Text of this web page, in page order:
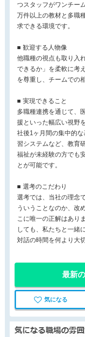
つスタッフがワンチー
万件以上の教材と多職
求できる環境です。
■ 歓迎する人物像
他職種の視点も取り入
できるか」を柔軟に考
を尊重し、チームでの
■ 実現できること
多職種連携を通じて、
援といった幅広い視野
社後1ヶ月間の集中的
習システムなど、教育
福祉が未経験の方でも
とが可能です。
■ 選考のこだわり
選考では、当社の理念
ういうことなのか、改
こに唯一の正解はあり
しても、私たちと一緒
対話の時間を何より大
最新
気になる